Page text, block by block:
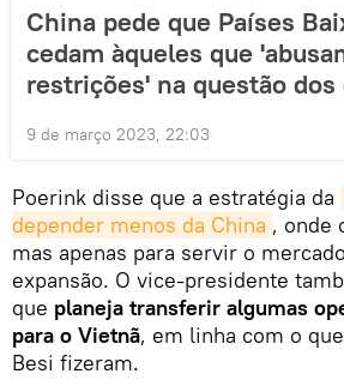
China pede que Países
cedam àqueles que
restrições' na questão dos
9 de março 2023, 22:03
Poerink disse que a estratégia da
depender menos da China , onde
mas apenas para servir o
expansão. O vice-presidente
que planeja transferir algumas
para o Vietnã, em linha com o
Besi fizeram.